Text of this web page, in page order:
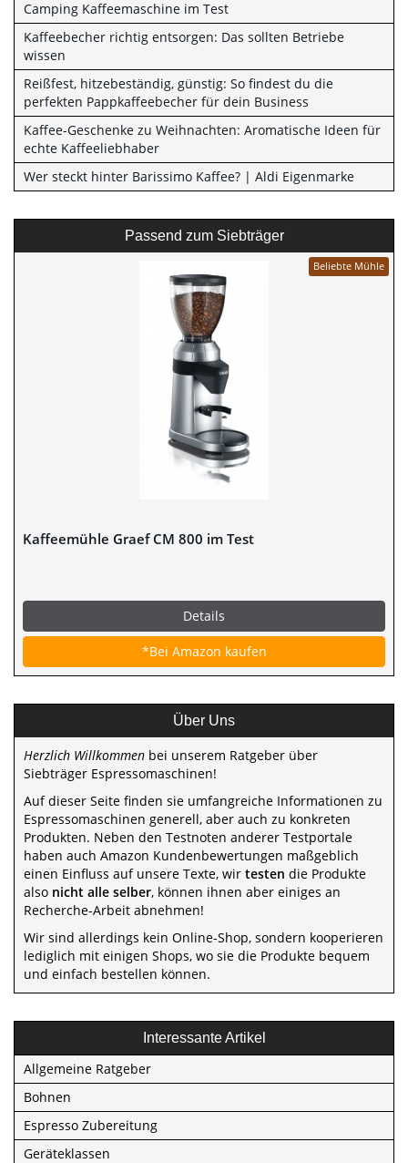
Camping Kaffeemaschine im Test
Kaffeebecher richtig entsorgen: Das sollten Betriebe
wissen
Reißfest, hitzebeständig, günstig: So findest du die
perfekten Pappkaffeebecher für dein Business
Kaffee-Geschenke zu Weihnachten: Aromatische Ideen für
echte Kaffeeliebhaber
Wer steckt hinter Barissimo Kaffee? | Aldi Eigenmarke
Passend zum Siebträger
Beliebte Mühle
Kaffeemühle Graef CM 800 im Test
Details
*Bei Amazon kaufen
Über Uns
Herzlich Willkommen bei unserem Ratgeber über
Siebträger Espressomaschinen!
Auf dieser Seite finden sie umfangreiche Informationen zu
Espressomaschinen generell, aber auch zu konkreten
Produkten. Neben den Testnoten anderer Testportale
haben auch Amazon Kundenbewertungen maßgeblich
einen Einfluss auf unsere Texte, wir testen die Produkte
also nicht alle selber, können ihnen aber einiges an
Recherche-Arbeit abnehmen!
Wir sind allerdings kein Online-Shop, sondern kooperieren
lediglich mit einigen Shops, wo sie die Produkte bequem
und einfach bestellen können.
Interessante Artikel
Allgemeine Ratgeber
Bohnen
Espresso Zubereitung
Geräteklassen